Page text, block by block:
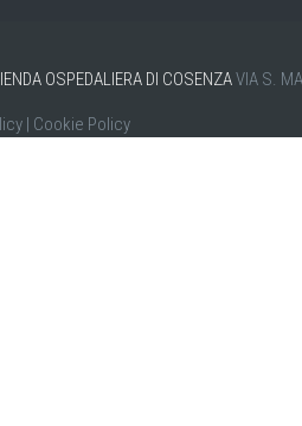
OSPEDALIERA DI COSENZAVIA S.
| Cookie Policy